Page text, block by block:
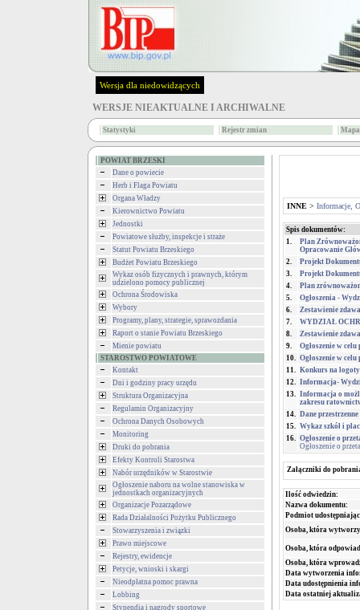
Wersja dla niedowidzących
WERSJE NIEAKTUALNE I ARCHIWALNE
Statystyki Rejestr zmian
POWIAT BRZESKI
Dane o powiecie
Herb i Flaga Powiatu
Organa Władzy
Kierownictwo Powiatu
Jednostki
Powiatowe służby, inspekcje i straże
Statut Powiatu Brzeskiego
Budżet Powiatu Brzeskiego
Wykaz osób fizycznych i prawnych, którym
udzielono pomocy publicznej
Ochrona Środowiska
Wybory
Programy, plany, strategie, sprawozdania
Raport o stanie Powiatu Brzeskiego
Mienie powiatu
STAROSTWO POWIATOWE
Kontakt
Dni i godziny pracy urzędu
Struktura Organizacyjna
Regulamin Organizacyjny
Ochrona Danych Osobowych
Monitoring
Druki do pobrania
Efekty Kontroli Starostwa
Nabór urzędników w Starostwie
Ogłoszenie naboru na wolne stanowiska w
jednostkach organizacyjnych
Organizacje Pozarządowe
Rada Działalności Pożytku Publicznego
Stowarzyszenia i związki
Prawo miejscowe
Rejestry, ewidencje
Petycje, wnioski i skargi
Nieodpłatna pomoc prawna
Lobbing
Stypendia i nagrody sportowe
INNE > Informacje,
Spis dokumentów:
1.
Plan
Opracowanie
2.
Projekt
3.
Projekt
4.
Plan
5.
Ogłoszenia -
6.
Zestawienie
7.
WYDZIAŁ
8.
Zestawienie
9.
Ogłoszenie w
10. Ogłoszenie w
11. Konkurs na
12. Informacja-
13. Informacja o
zakresu
14. Dane
15. Wykaz szkół i
16. Ogłoszenie o
Ogłoszenie o
Załączniki do
Ilość odwiedzin:
Nazwa dokumentu:
Podmiot
Osoba, która
Osoba, która
Osoba, która
Data wytworzenia
Data udostępnienia
Data ostatniej